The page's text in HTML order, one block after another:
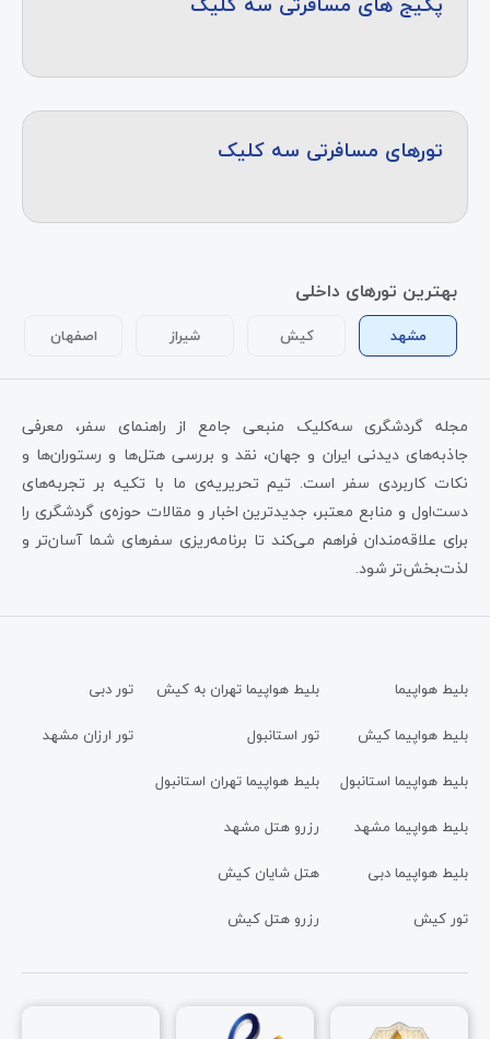
تورهای مسافرتی سه کلیک
بهترین تورهای داخلی
مشهد کیش شیراز اصفهان
مجله گردشگری سه‌کلیک منبعی جامع از راهنمای سفر، معرفی
جاذبه‌های دیدنی ایران و جهان، نقد و بررسی هتل‌ها و رستوران‌ها و
نکات کاربردی سفر است. تیم تحریریه‌ی ما با تکیه بر تجربه‌های
دست‌اول و منابع معتبر، جدیدترین اخبار و مقالات حوزه‌ی گردشگری را
برای علاقه‌مندان فراهم می‌کند تا برنامه‌ریزی سفرهای شما آسان‌تر و
لذت‌بخش‌تر شود.
بلیط هواپیما
بلیط هواپیما کیش
بلیط هواپیما استانبول
بلیط هواپیما مشهد
بلیط هواپیما دبی
تور کیش
بلیط هواپیما تهران به کیش
تور استانبول
بلیط هواپیما تهران استانبول
رزرو هتل مشهد
هتل شایان کیش
رزرو هتل کیش
تور دبی
تور ارزان مشهد